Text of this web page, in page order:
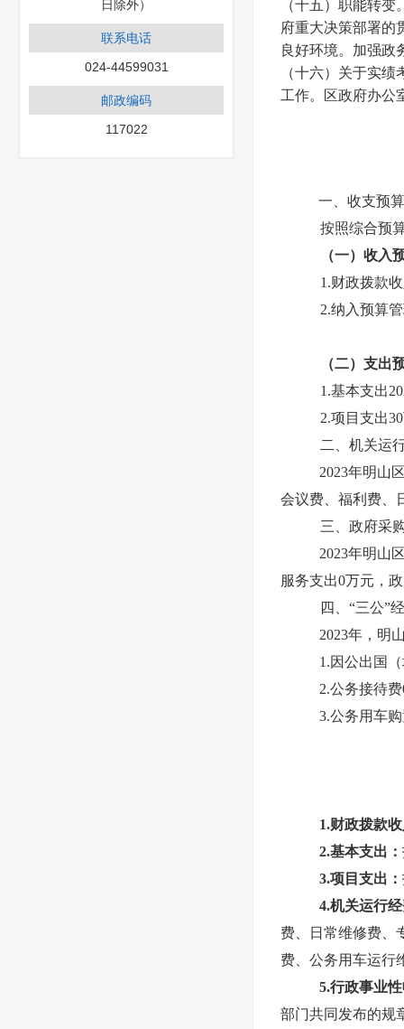
日除外）
联系电话
024-44599031
邮政编码
117022
（十五）职能转
府重大决策部署的
良好环境。加强政
（十六）关于实
工作。区政府办公
一、收支预
按照综合预
（一）收入
1.财政拨款
2.纳入预算
（二）支出
1.基本支出
2.项目支出
二、机关运
2023年明山
会议费、福利费、
三、政府采
2023年明山
服务支出0万元，
四、“三公”
2023年，明
1.因公出国
2.公务接待
3.公务用车
1.财政拨款
2.基本支出：
3.项目支出：
4.机关运行
费、日常维修费、
费、公务用车运行
5.行政事业
部门共同发布的规